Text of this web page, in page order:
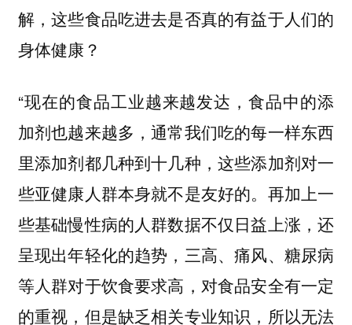
解，这些食品吃进去是否真的有益于人们的
身体健康？
“现在的食品工业越来越发达，食品中的添
加剂也越来越多，通常我们吃的每一样东西
里添加剂都几种到十几种，这些添加剂对一
些亚健康人群本身就不是友好的。再加上一
些基础慢性病的人群数据不仅日益上涨，还
呈现出年轻化的趋势，三高、痛风、糖尿病
等人群对于饮食要求高，对食品安全有一定
的重视，但是缺乏相关专业知识，所以无法